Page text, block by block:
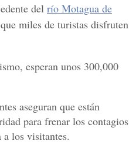
del río Motagua de
miles de turistas disfruten
esperan unos 300,000
aseguran que están
para frenar los contagios
a los visitantes.